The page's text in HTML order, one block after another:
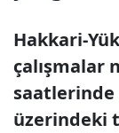
Hakkari-
çalışmalar
saatlerinde
üzerindeki